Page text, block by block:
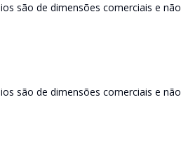
são de dimensões comerciais e não
são de dimensões comerciais e não